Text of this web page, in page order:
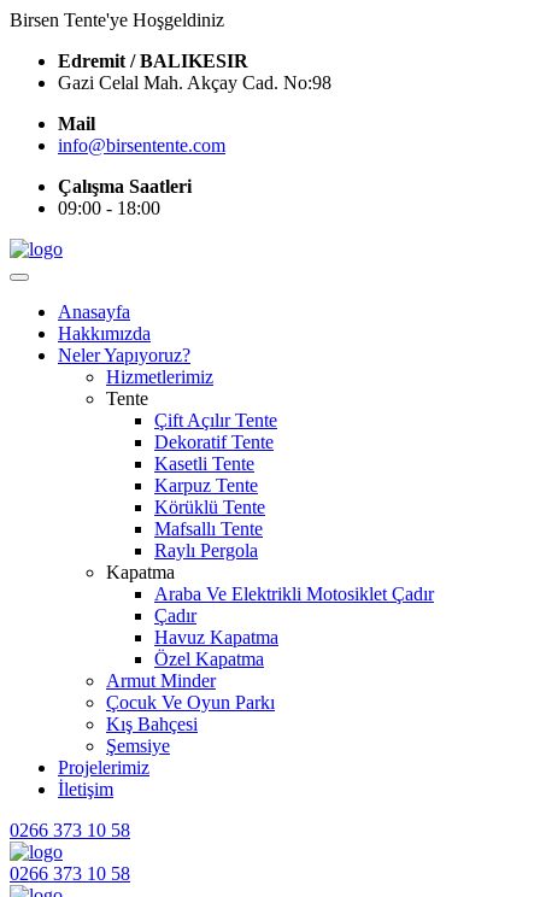
Birsen Tente'ye Hoşgeldiniz
Edremit / BALIKESIR
Gazi Celal Mah. Akçay Cad. No:98
Mail
info@birsentente.com
Çalışma Saatleri
09:00 - 18:00
Anasayfa
Hakkımızda
Neler Yapıyoruz?
Hizmetlerimiz
Tente
Çift Açılır Tente
Dekoratif Tente
Kasetli Tente
Karpuz Tente
Körüklü Tente
Mafsallı Tente
Raylı Pergola
Kapatma
Araba Ve Elektrikli Motosiklet Çadır
Çadır
Havuz Kapatma
Özel Kapatma
Armut Minder
Çocuk Ve Oyun Parkı
Kış Bahçesi
Şemsiye
Projelerimiz
İletişim
0266 373 10 58
0266 373 10 58